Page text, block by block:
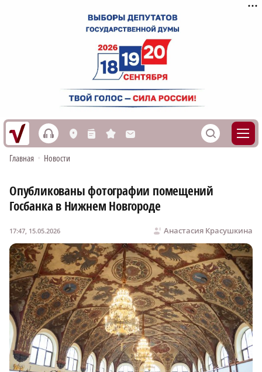
h L n s M S
Главная • Новости
Опубликованы фотографии помещений
Госбанка в Нижнем Новгороде
Анастасия Красушкина
17:47, 15.05.2026